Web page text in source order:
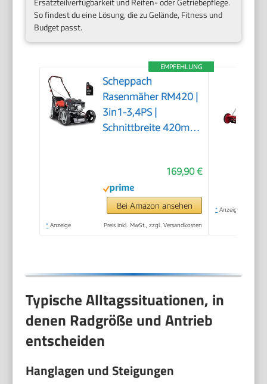
So findest du eine Lösung, die zu Gelände, Fitness und
Budget passt.
EMPFEHLUNG
Scheppach
Rasenmäher RM420 |
3in1-3,4PS |
Schnittbreite 420mm
25-75 mm | inkl.
Motoröl
169,90 €
Bei Amazon ansehen
* Anzeige Preis inkl. MwSt., zzgl. Versandkosten
* Anzeige
Typische Alltagssituationen, in
denen Radgröße und Antrieb
entscheiden
Hanglagen und Steigungen